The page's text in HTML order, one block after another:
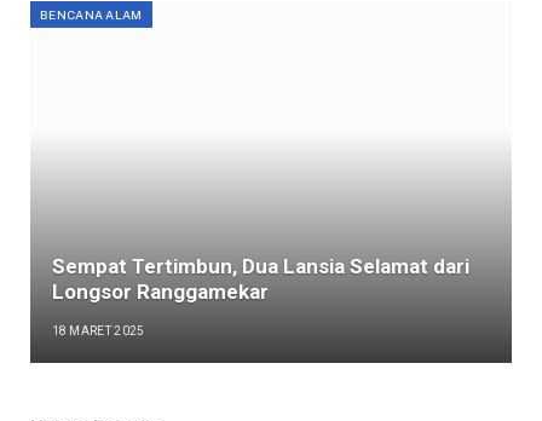
BENCANA ALAM
Sempat Tertimbun, Dua Lansia Selamat dari
Longsor Ranggamekar
18 MARET 2025